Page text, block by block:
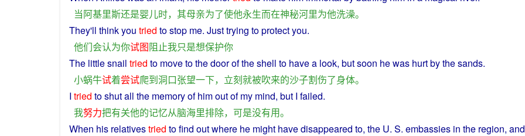
当阿基里斯还是婴儿时， 其母亲为了使他永生而在神秘河里为他洗澡。
They'll thinkyou tried tostop me. Justtrying toprotectyou.
他们会认为你试图阻止我只是想保护你
The littlesnail tried to move to thedooroftheshell to havea look, butsoon hewas hurtby thesands.
小蜗牛试着尝试爬到洞口张望一下， 立刻就被吹来的沙子割伤了身体。
I tried toshutall the memoryof himoutof my mind, but I failed.
我努力把有关他的记忆从脑海里排除， 可是没有用。
When his relativestried tofind out where he might havedisappeared to, the U. S. embassies in the region,